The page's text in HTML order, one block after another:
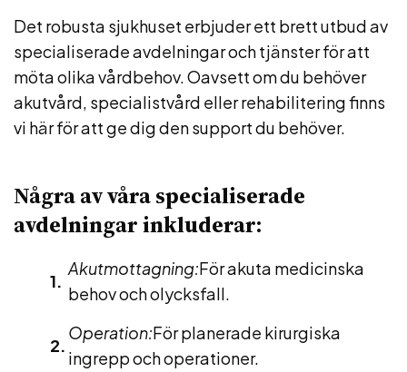
Det robusta sjukhuset erbjuder ett brett utbud av
specialiserade avdelningar och tjänster för att
möta olika vårdbehov. Oavsett om du behöver
akutvård, specialistvård eller rehabilitering finns
vi här för att ge dig den support du behöver.
Några av våra specialiserade
avdelningar inkluderar:
Akutmottagning:För akuta medicinska
behov och olycksfall.
Operation:För planerade kirurgiska
ingrepp och operationer.